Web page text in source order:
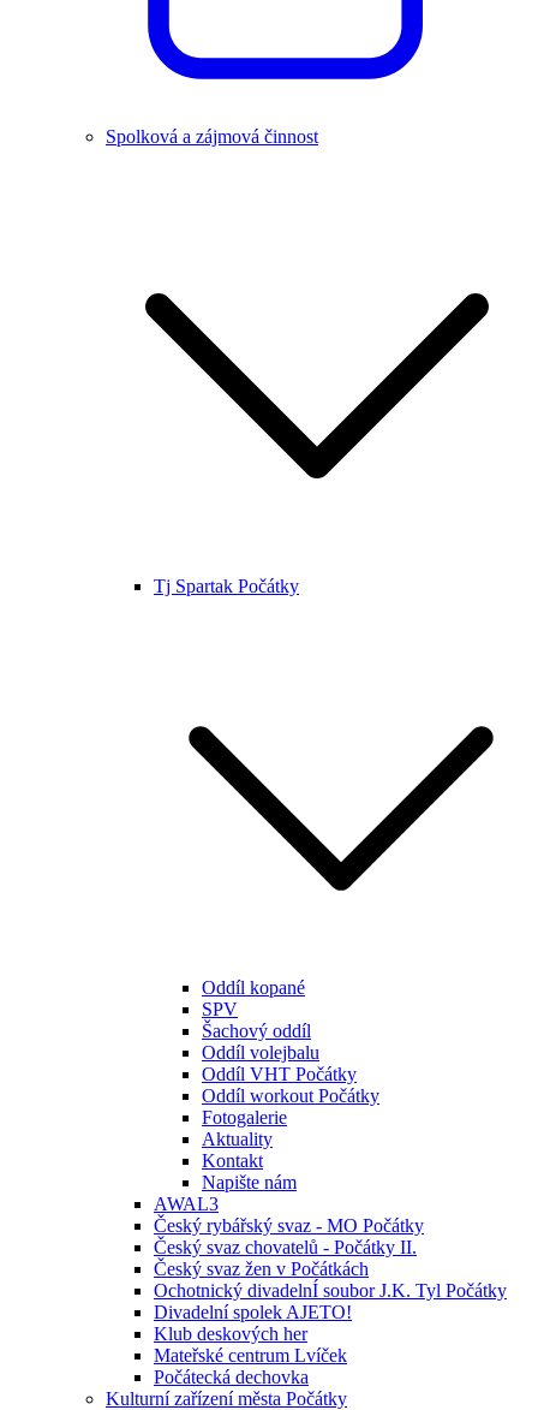
Spolková a zájmová činnost
Tj Spartak Počátky
Oddíl kopané
SPV
Šachový oddíl
Oddíl volejbalu
Oddíl VHT Počátky
Oddíl workout Počátky
Fotogalerie
Aktuality
Kontakt
Napište nám
AWAL3
Český rybářský svaz - MO Počátky
Český svaz chovatelů - Počátky II.
Český svaz žen v Počátkách
Ochotnický divadelnÍ soubor J.K. Tyl Počátky
Divadelní spolek AJETO!
Klub deskových her
Mateřské centrum Lvíček
Počátecká dechovka
Kulturní zařízení města Počátky